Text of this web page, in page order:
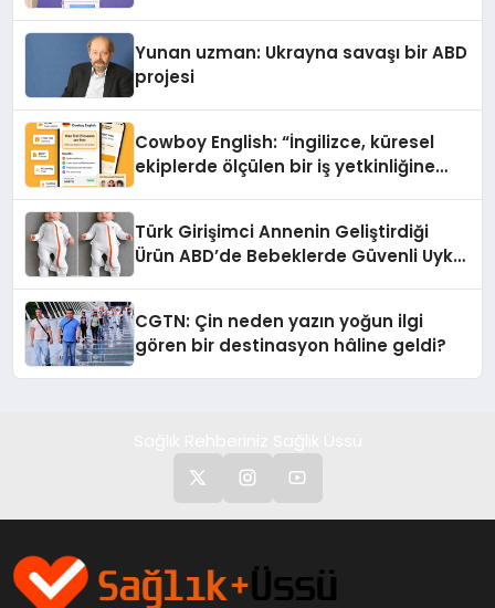
Yunan uzman: Ukrayna savaşı bir ABD
projesi
Cowboy English: “İngilizce, küresel
ekiplerde ölçülen bir iş yetkinliğine
Türk Girişimci Annenin Geliştirdiği
Ürün ABD’de Bebeklerde Güvenli Uyku
CGTN: Çin neden yazın yoğun ilgi
gören bir destinasyon hâline geldi?